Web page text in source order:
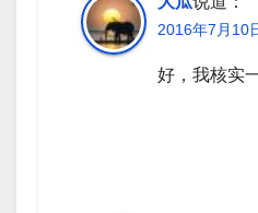
2016年7月10
好，我核实